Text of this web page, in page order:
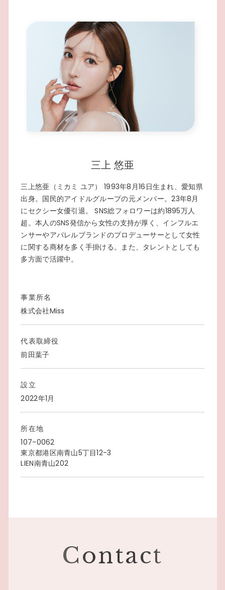
三上 悠亜
三上悠亜（ミカミ ユア） 1993年8月16日生まれ、愛知県
出身。国民的アイドルグループの元メンバー。23年8月
にセクシー女優引退。 SNS総フォロワーは約1895万人
超。本人のSNS発信から女性の支持が厚く、インフルエ
ンサーやアパレルブランドのプロデューサーとして女性
に関する商材を多く手掛ける。また、タレントとしても
多方面で活躍中。
事業所名
株式会社Miss
代表取締役
前田葉子
設立
2022年1月
所在地
107-0062
東京都港区南青山5丁目12-3
LIEN南青山202
Contact